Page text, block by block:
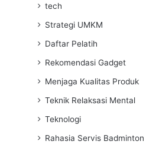
tech
Strategi UMKM
Daftar Pelatih
Rekomendasi Gadget
Menjaga Kualitas Produk
Teknik Relaksasi Mental
Teknologi
Rahasia Servis Badminton